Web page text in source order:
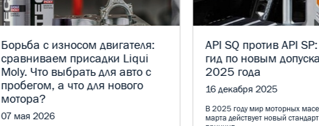
Борьба с износом двигателя:
сравниваем присадки Liqui
Moly. Что выбрать для авто с
пробегом, а что для нового
мотора?
07 мая 2026
API SQ против API
гид по новым
2025 года
16 декабря 2025
В 2025 году мир моторных
марта действует новый